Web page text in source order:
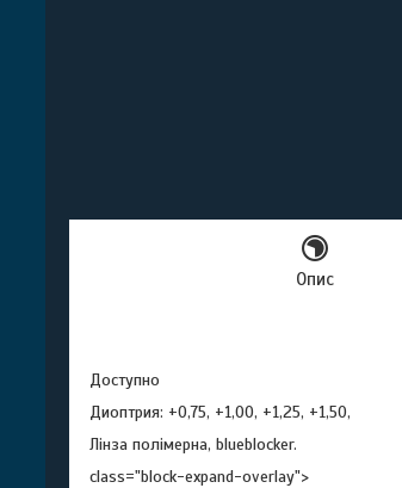
Опис
Доступно
Диоптрия: +0,75, +1,00, +1,25, +1,50,
Лінза полімерна, blueblocker.
class="block-expand-overlay">